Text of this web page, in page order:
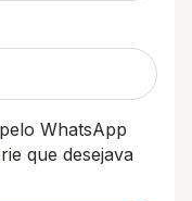
WhatsApp
que desejava